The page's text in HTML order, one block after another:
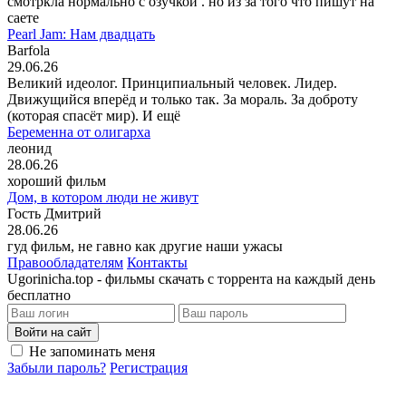
саете
Pearl Jam: Нам двадцать
Barfola
29.06.26
Великий идеолог. Принципиальный человек. Лидер.
Движущийся вперёд и только так. За мораль. За доброту
(которая спасёт мир). И ещё
Беременна от олигарха
леонид
28.06.26
хороший фильм
Дом, в котором люди не живут
Гость Дмитрий
28.06.26
гуд фильм, не гавно как другие наши ужасы
Правообладателям Контакты
Ugorinicha.top - фильмы скачать с торрента на каждый день
бесплатно
Войти на сайт
Не запоминать меня
Забыли пароль? Регистрация